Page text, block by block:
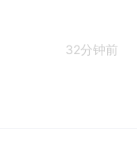
32分钟前